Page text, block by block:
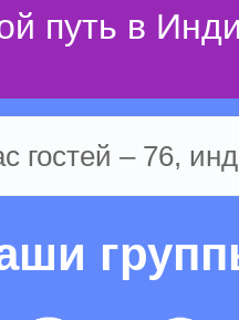
путь в
гостей – 76,